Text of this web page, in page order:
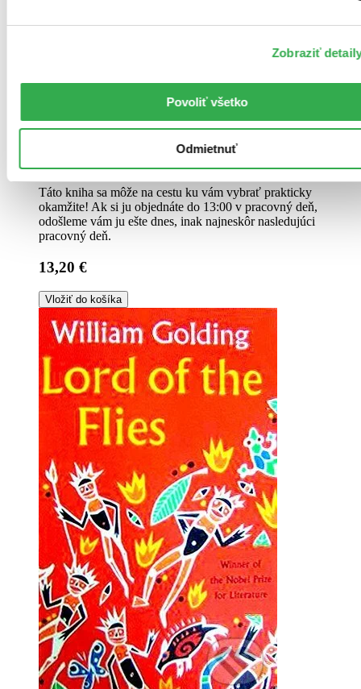
Zobraziť
Povoliť všetko
Odmietnuť
Táto kniha sa môže na cestu ku vám vybrať prakticky
okamžite! Ak si ju objednáte do 13:00 v pracovný deň,
odošleme vám ju ešte dnes, inak najneskôr nasledujúci
pracovný deň.
13,20 €
Vložiť do košíka